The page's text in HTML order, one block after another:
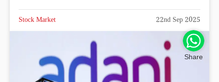
Stock Market 22nd Sep 2025
Share